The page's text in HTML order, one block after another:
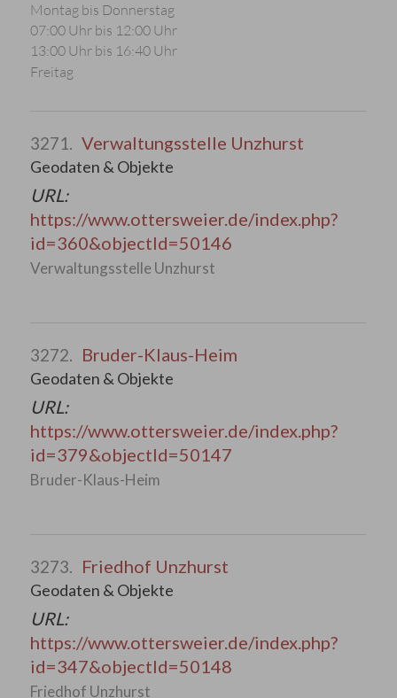
Montag bis Donnerstag
07:00 Uhr bis 12:00 Uhr
13:00 Uhr bis 16:40 Uhr
Freitag
3271. Verwaltungsstelle Unzhurst
Geodaten & Objekte
URL:
https://www.ottersweier.de/index.php?
id=360&objectId=50146
Verwaltungsstelle Unzhurst
3272. Bruder-Klaus-Heim
Geodaten & Objekte
URL:
https://www.ottersweier.de/index.php?
id=379&objectId=50147
Bruder-Klaus-Heim
3273. Friedhof Unzhurst
Geodaten & Objekte
URL:
https://www.ottersweier.de/index.php?
id=347&objectId=50148
Friedhof Unzhurst